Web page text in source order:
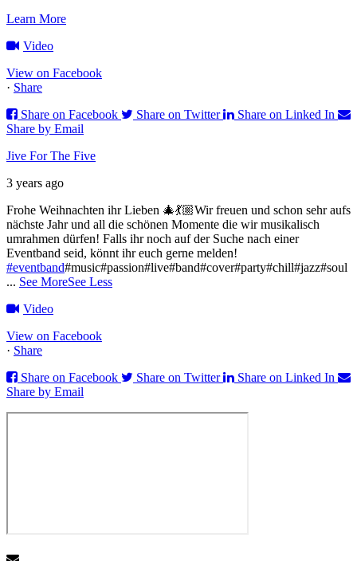
Learn More
Video
View on Facebook
· Share
Share on Facebook
Share on Twitter
Share on Linked In
Share by Email
Jive For The Five
3 years ago
Frohe Weihnachten ihr Lieben 🎄💃🏼Wir freuen und schon sehr aufs
nächste Jahr und all die schönen Momente die wir musikalisch
umrahmen dürfen! Falls ihr noch auf der Suche nach einer
Eventband seid, könnt ihr euch gerne melden!
#eventband#music#passion#live#band#cover#party#chill#jazz#soul
... See MoreSee Less
Video
View on Facebook
· Share
Share on Facebook
Share on Twitter
Share on Linked In
Share by Email